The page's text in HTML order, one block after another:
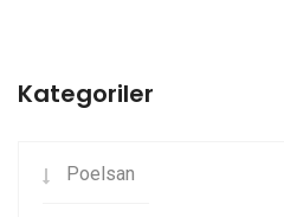
Kategoriler
Poelsan